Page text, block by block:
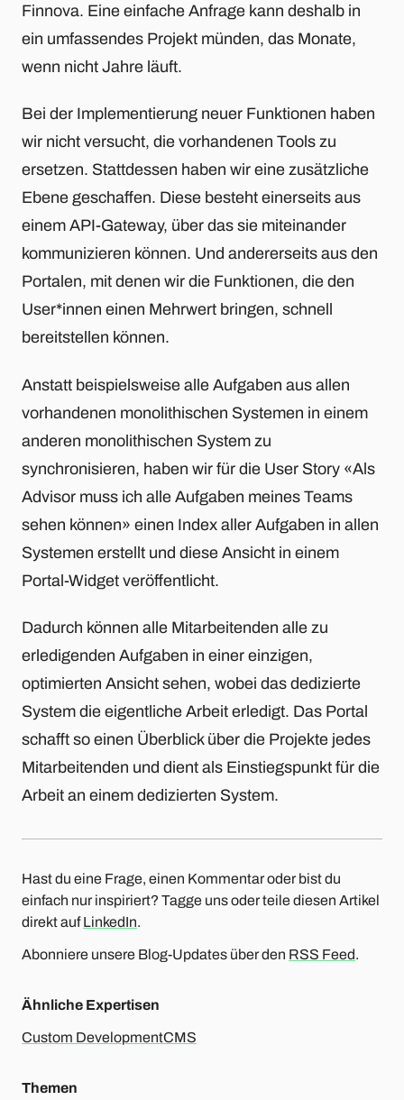
Finnova. Eine einfache Anfrage kann deshalb in
ein umfassendes Projekt münden, das Monate,
wenn nicht Jahre läuft.
Bei der Implementierung neuer Funktionen haben
wir nicht versucht, die vorhandenen Tools zu
ersetzen. Stattdessen haben wir eine zusätzliche
Ebene geschaffen. Diese besteht einerseits aus
einem API-Gateway, über das sie miteinander
kommunizieren können. Und andererseits aus den
Portalen, mit denen wir die Funktionen, die den
User*innen einen Mehrwert bringen, schnell
bereitstellen können.
Anstatt beispielsweise alle Aufgaben aus allen
vorhandenen monolithischen Systemen in einem
anderen monolithischen System zu
synchronisieren, haben wir für die User Story «Als
Advisor muss ich alle Aufgaben meines Teams
sehen können» einen Index aller Aufgaben in allen
Systemen erstellt und diese Ansicht in einem
Portal-Widget veröffentlicht.
Dadurch können alle Mitarbeitenden alle zu
erledigenden Aufgaben in einer einzigen,
optimierten Ansicht sehen, wobei das dedizierte
System die eigentliche Arbeit erledigt. Das Portal
schafft so einen Überblick über die Projekte jedes
Mitarbeitenden und dient als Einstiegspunkt für die
Arbeit an einem dedizierten System.
Hast du eine Frage, einen Kommentar oder bist du
einfach nur inspiriert? Tagge uns oder teile diesen Artikel
direkt aufLinkedIn.
Abonniere unsere Blog-Updates über den RSS Feed.
Ähnliche Expertisen
Custom DevelopmentCMS
Themen